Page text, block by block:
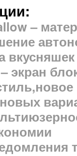
–
вкусняшек
экран